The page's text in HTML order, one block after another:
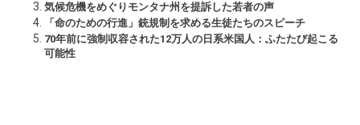
気候危機をめぐりモンタナ州を提訴した若者の声
「命のための行進」銃規制を求める生徒たちのスピーチ
70年前に強制収容された12万人の日系米国人：ふたたび起こる
可能性